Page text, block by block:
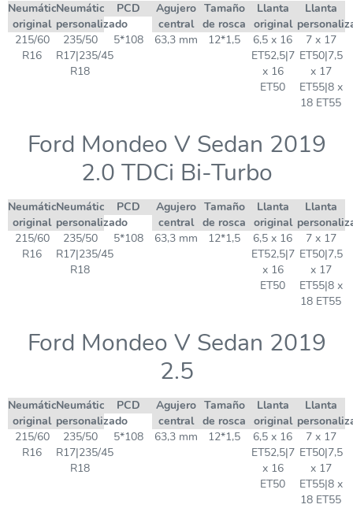
Neumático
original
Neumático
personalizado
PCD
Agujero
central
Tamaño
de rosca
Llanta
original
Llanta
215/60
R16
235/50
R17|235/45
R18
5*108 63,3 mm 12*1,5
6,5 x 16
ET52,5|7
x 16
ET50
7 x 17
ET50|7,5
x 17
ET55|8 x
18 ET55
Ford Mondeo V Sedan 2019
2.0 TDCi Bi-Turbo
Neumático
original
Neumático
personalizado
PCD
Agujero
central
Tamaño
de rosca
Llanta
original
Llanta
215/60
R16
235/50
R17|235/45
R18
5*108 63,3 mm 12*1,5
6,5 x 16
ET52,5|7
x 16
ET50
7 x 17
ET50|7,5
x 17
ET55|8 x
18 ET55
Ford Mondeo V Sedan 2019
2.5
Neumático
original
Neumático
personalizado
PCD
Agujero
central
Tamaño
de rosca
Llanta
original
Llanta
215/60
R16
235/50
R17|235/45
R18
5*108 63,3 mm 12*1,5
6,5 x 16
ET52,5|7
x 16
ET50
7 x 17
ET50|7,5
x 17
ET55|8 x
18 ET55